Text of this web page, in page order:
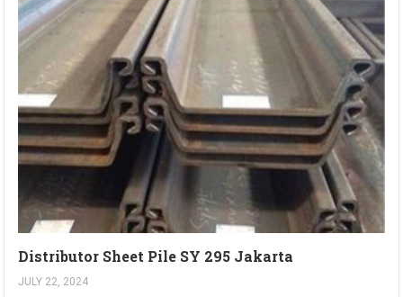
Distributor Sheet Pile SY 295 Jakarta
JULY 22, 2024